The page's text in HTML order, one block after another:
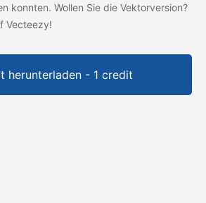
konnten. Wollen Sie die Vektorversion?
Vecteezy!
herunterladen - 1 credit